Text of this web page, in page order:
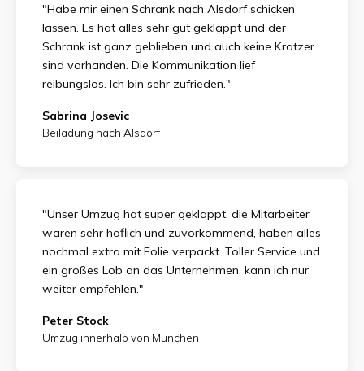
"Habe mir einen Schrank nach Alsdorf schicken
lassen. Es hat alles sehr gut geklappt und der
Schrank ist ganz geblieben und auch keine Kratzer
sind vorhanden. Die Kommunikation lief
reibungslos. Ich bin sehr zufrieden."
Sabrina Josevic
Beiladung nach Alsdorf
"Unser Umzug hat super geklappt, die Mitarbeiter
waren sehr höflich und zuvorkommend, haben alles
nochmal extra mit Folie verpackt. Toller Service und
ein großes Lob an das Unternehmen, kann ich nur
weiter empfehlen."
Peter Stock
Umzug innerhalb von München